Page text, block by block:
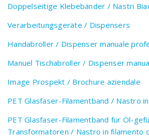
Doppelseitige Klebebänder / Nastri
Verarbeitungsgeräte / Dispensers
Handabroller / Dispenser manuale
Manuel Tischabroller / Dispenser
Image Prospekt / Brochure aziendale
PET Glasfaser-Filamentband / Nastro
PET Glasfaser-Filamentband für Öl-
Transformatoren / Nastro in filamento